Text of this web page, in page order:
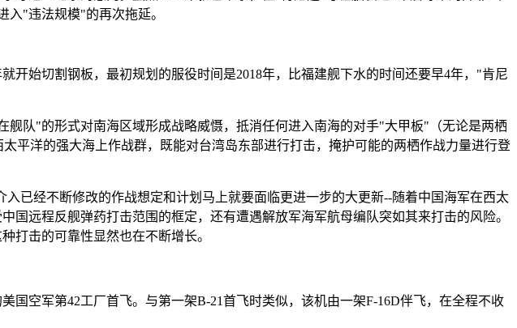
入"违法规模"的再次拖延。
开始切割钢板，最初规划的服役时间是2018年，比福建舰下水的时间还要早4年，"肯尼
队"的形式对南海区域形成战略威慑，抵消任何进入南海的对手"大甲板"（无论是两栖
平洋的强大海上作战群，既能对台湾岛东部进行打击，掩护可能的两栖作战力量进行登
已经不断修改的作战想定和计划马上就要面临更进一步的大更新--随着中国海军在西太
远程反舰弹药打击范围的框定，还有遭遇解放军海军航母编队突如其来打击的风险。
打击的可靠性显然也在不断增长。
国空军第42工厂首飞。与第一架B-21首飞时类似，该机由一架F-16D伴飞，在全程不收